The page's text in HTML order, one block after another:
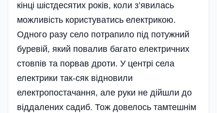
кінці шістдесятих років, коли з’явилась
можливість користуватись електрикою.
Одного разу село потрапило під потужний
буревій, який повалив багато електричних
стовпів та порвав дроти. У центрі села
електрики так-сяк відновили
електропостачання, але руки не дійшли до
віддалених садиб. Тож довелось тамтешнім